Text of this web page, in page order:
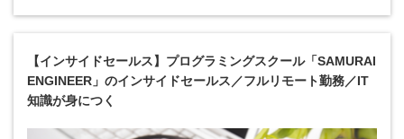
【インサイドセールス】プログラミングスクール「SAMURAI
ENGINEER」のインサイドセールス／フルリモート勤務／IT
知識が身につく